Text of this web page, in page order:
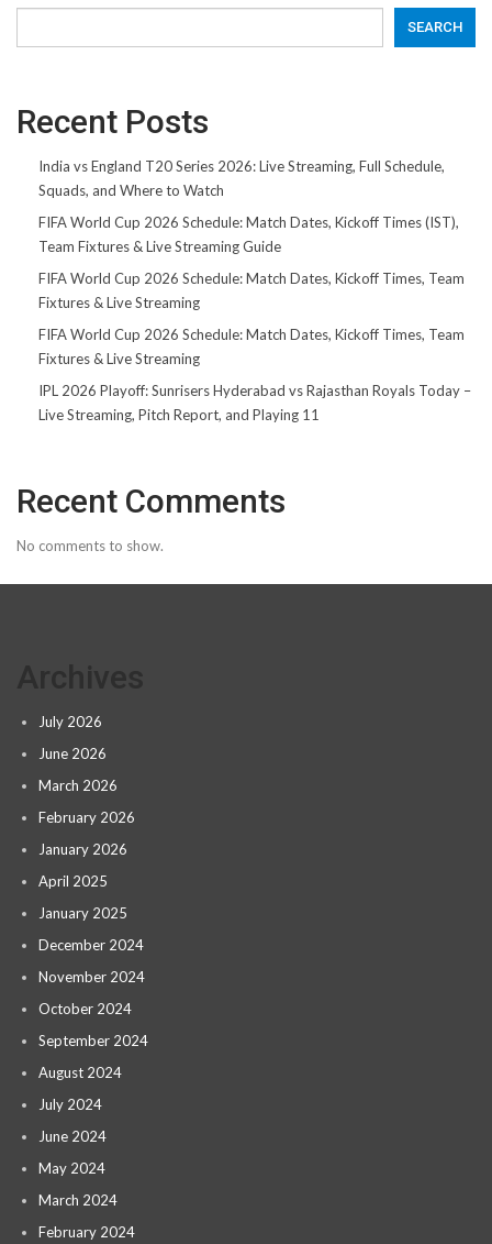
SEARCH
Recent Posts
India vs England T20 Series 2026: Live Streaming, Full Schedule,
Squads, and Where to Watch
FIFA World Cup 2026 Schedule: Match Dates, Kickoff Times (IST),
Team Fixtures & Live Streaming Guide
FIFA World Cup 2026 Schedule: Match Dates, Kickoff Times, Team
Fixtures & Live Streaming
FIFA World Cup 2026 Schedule: Match Dates, Kickoff Times, Team
Fixtures & Live Streaming
IPL 2026 Playoff: Sunrisers Hyderabad vs Rajasthan Royals Today –
Live Streaming, Pitch Report, and Playing 11
Recent Comments
No comments to show.
July 2026
June 2026
March 2026
February 2026
January 2026
April 2025
January 2025
December 2024
November 2024
October 2024
September 2024
August 2024
July 2024
June 2024
May 2024
March 2024
February 2024